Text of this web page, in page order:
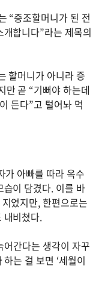
“증조할머니가 된 전
합니다”라는 제목의
할머니가 아니라 증
만 곧 “기뻐야 하는데
든다”고 털어놔 먹
가 아빠를 따라 옥수
이 담겼다. 이를 바
었지만, 한편으로는
내비쳤다.
어간다는 생각이 자꾸
는 걸 보면 ‘세월이